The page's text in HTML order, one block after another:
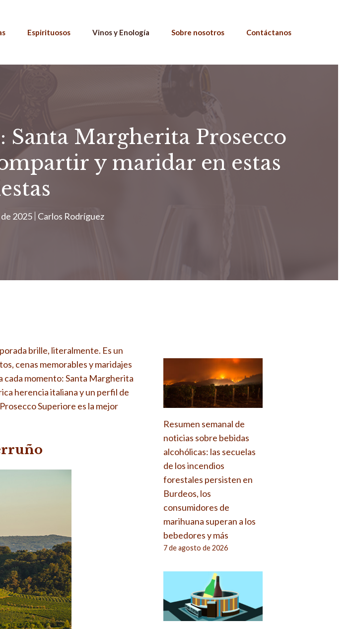
Espirituosos Vinos y Enología Sobre nosotros Contáctanos
Santa Margherita Prosecco
y maridar en estas
2025 Carlos Rodríguez
brille, literalmente. Es un
cenas memorables y maridajes
cada momento: Santa Margherita
herencia italiana y un perfil de
Superiore es la mejor
Resumen semanal de
noticias sobre bebidas
alcohólicas: las secuelas
de los incendios
forestales persisten en
Burdeos, los
consumidores de
marihuana superan a los
bebedores y más
7 de agosto de 2026